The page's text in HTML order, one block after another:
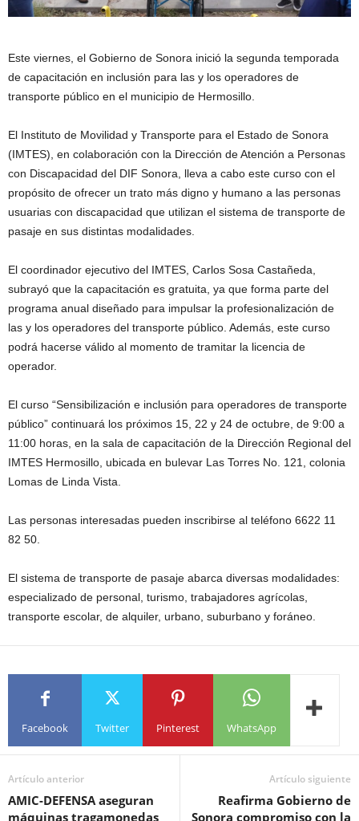
Este viernes, el Gobierno de Sonora inició la segunda temporada
de capacitación en inclusión para las y los operadores de
transporte público en el municipio de Hermosillo.
El Instituto de Movilidad y Transporte para el Estado de Sonora
(IMTES), en colaboración con la Dirección de Atención a Personas
con Discapacidad del DIF Sonora, lleva a cabo este curso con el
propósito de ofrecer un trato más digno y humano a las personas
usuarias con discapacidad que utilizan el sistema de transporte de
pasaje en sus distintas modalidades.
El coordinador ejecutivo del IMTES, Carlos Sosa Castañeda,
subrayó que la capacitación es gratuita, ya que forma parte del
programa anual diseñado para impulsar la profesionalización de
las y los operadores del transporte público. Además, este curso
podrá hacerse válido al momento de tramitar la licencia de
operador.
El curso “Sensibilización e inclusión para operadores de transporte
público” continuará los próximos 15, 22 y 24 de octubre, de 9:00 a
11:00 horas, en la sala de capacitación de la Dirección Regional del
IMTES Hermosillo, ubicada en bulevar Las Torres No. 121, colonia
Lomas de Linda Vista.
Las personas interesadas pueden inscribirse al teléfono 6622 11
82 50.
El sistema de transporte de pasaje abarca diversas modalidades:
especializado de personal, turismo, trabajadores agrícolas,
transporte escolar, de alquiler, urbano, suburbano y foráneo.
Facebook Twitter Pinterest WhatsApp
Artículo anterior
AMIC-DEFENSA aseguran
máquinas tragamonedas
Artículo siguiente
Reafirma Gobierno de
Sonora compromiso con la